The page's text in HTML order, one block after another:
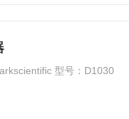
型号：D1030